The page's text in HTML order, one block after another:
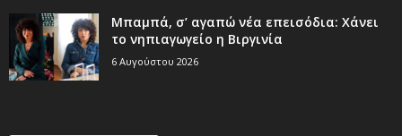
Μπαμπά, σ’ αγαπώ νέα επεισόδια: Χάνει
το νηπιαγωγείο η Βιργινία
6 Αυγούστου 2026